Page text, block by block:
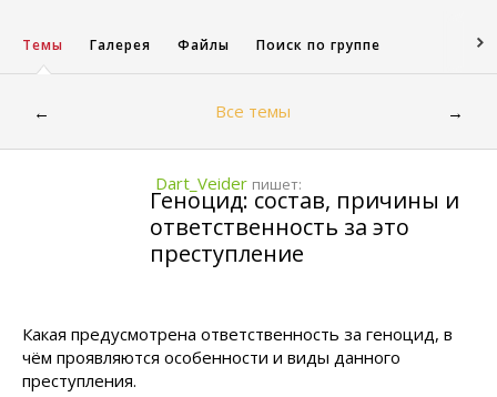
Темы Галерея Файлы Поиск по группе
← Все темы →
Dart_Veider пишет:
Геноцид: состав, причины и
ответственность за это
преступление
Какая предусмотрена ответственность за геноцид, в
чём проявляются особенности и виды данного
преступления.